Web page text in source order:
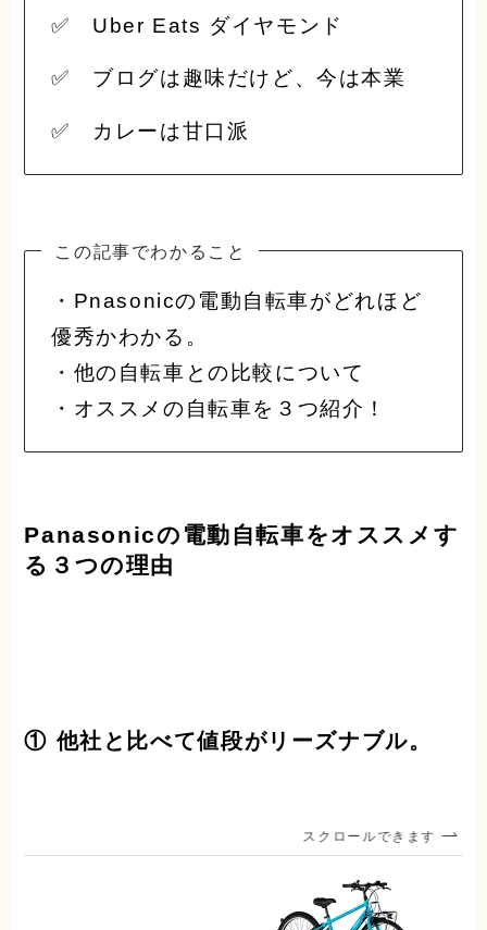
✅ Uber Eats ダイヤモンド
✅ ブログは趣味だけど、今は本業
✅ カレーは甘口派
この記事でわかること
・Pnasonicの電動自転車がどれほど
優秀かわかる。
・他の自転車との比較について
・オススメの自転車を３つ紹介！
Panasonicの電動自転車をオススメす
る３つの理由
① 他社と比べて値段がリーズナブル。
スクロールできます